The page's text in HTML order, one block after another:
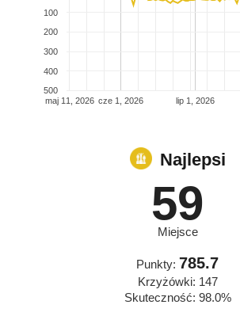
cze 1, 2026 lip 1, 2026
maj 11, 2026
100
200
300
400
500
Najlepsi
59
Miejsce
Punkty: 785.7
Krzyżówki: 147
Skuteczność: 98.0%